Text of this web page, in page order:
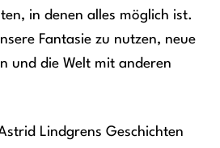
in denen alles möglich ist.
Fantasie zu nutzen, neue
und die Welt mit anderen
Lindgrens Geschichten